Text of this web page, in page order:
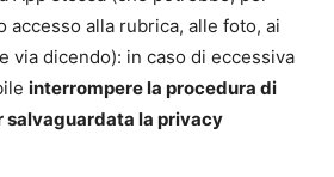
accesso alla rubrica, alle foto, ai
via dicendo): in caso di eccessiva
interrompere la procedura di
salvaguardata la privacy